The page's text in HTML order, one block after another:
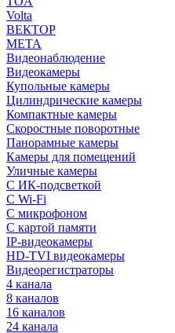
Volta
ВЕКТОР
МЕТА
Видеонаблюдение
Видеокамеры
Купольные камеры
Цилиндрические камеры
Компактные камеры
Скоростные поворотные
Панорамные камеры
Камеры для помещений
Уличные камеры
С ИК-подсветкой
С Wi-Fi
С микрофоном
С картой памяти
IP-видеокамеры
HD-TVI видеокамеры
Видеорегистраторы
4 канала
8 каналов
16 каналов
24 канала